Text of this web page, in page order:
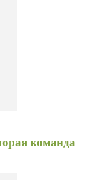
команда